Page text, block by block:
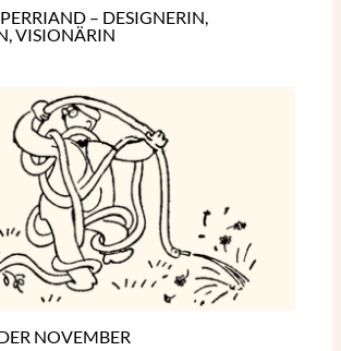
– DESIGNERIN,
VISIONÄRIN
NOVEMBER